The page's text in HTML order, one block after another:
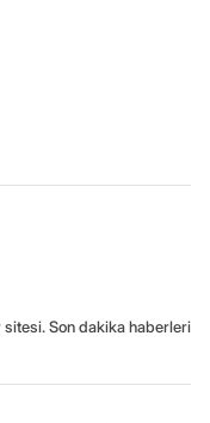
sitesi. Son dakika haberleri